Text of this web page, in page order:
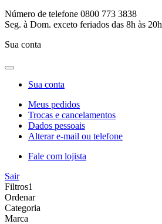
Número de telefone 0800 773 3838
Seg. à Dom. exceto feriados das 8h às 20h
Sua conta
Sua conta
Meus pedidos
Trocas e cancelamentos
Dados pessoais
Alterar e-mail ou telefone
Fale com lojista
Sair
Filtros1
Ordenar
Categoria
Marca